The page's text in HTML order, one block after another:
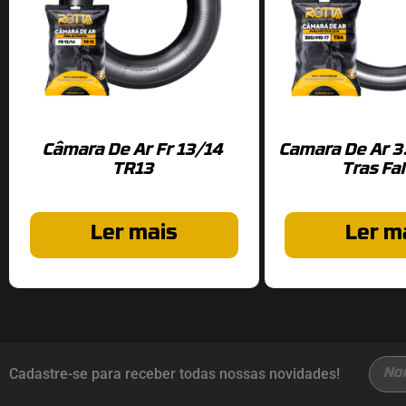
Câmara De Ar Fr 13/14
TR13
Ler mais
Camara De Ar
Tras
Ler
Cadastre-se para receber todas nossas novidades!